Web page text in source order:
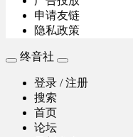
申请友链
隐私政策
终音社
登录 / 注册
搜索
首页
论坛